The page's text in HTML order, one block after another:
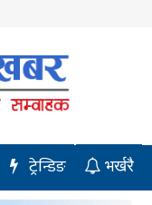
भर्खरै
ट्रेन्डिङ